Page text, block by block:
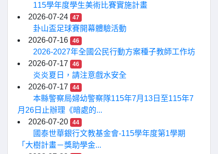
115學年度學生美術比賽實施計畫
2026-07-24
47
卦山盃足球賽開幕體驗活動
2026-07-16
46
2026-2027年全國公民行動方案種子教師工作坊
2026-07-17
46
炎炎夏日，請注意戲水安全
2026-07-17
44
本縣警察局婦幼警察隊115年7月13日至115年7
月26日止辦理《暗處的...
2026-07-20
44
國泰世華銀行文教基金會-115學年度第1學期
「大樹計畫－獎助學金...